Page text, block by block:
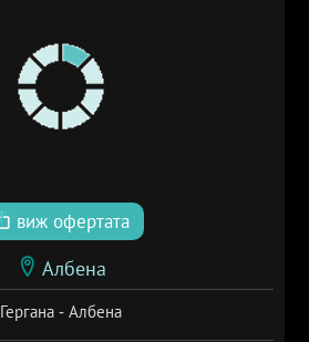
виж офертата
Албена
Гергана - Албена